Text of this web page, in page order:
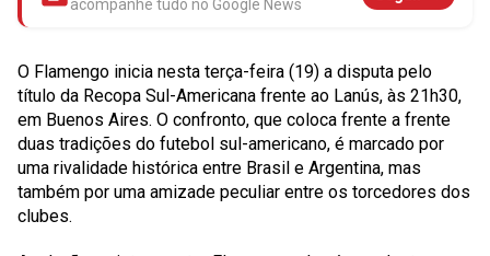
acompanhe tudo no Google News
O Flamengo inicia nesta terça-feira (19) a disputa pelo
título da Recopa Sul-Americana frente ao Lanús, às 21h30,
em Buenos Aires. O confronto, que coloca frente a frente
duas tradições do futebol sul-americano, é marcado por
uma rivalidade histórica entre Brasil e Argentina, mas
também por uma amizade peculiar entre os torcedores dos
clubes.